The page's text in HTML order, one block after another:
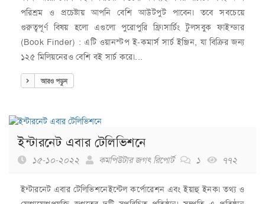
পরিশ্রম ও প্রচেষ্টায় আপনি বেশি আউটপুট পাবেন৷ তবে সবচেয়ে
গুরুত্বপূর্ণ বিষয় হলো এগুলো পুরোপুরি ফ্রি৷সার্চিং টুলসবুক ফাইন্ডার
(Book Finder) : এটি ওয়ানস্টপ ই-কমার্স সার্চ ইঞ্জিন, যা বিক্রির জন্য
১২৫ মিলিয়নেরও বেশি বই সার্চ করে৷...
আরও পড়ুন
ইন্টারনেট এবার টেলিভিশনে
১৫-১০-২০২২ কমপিউটার জগৎ রিপোর্ট ১ ৭৭২
ইন্টারনেট এবার টেলিভিশনেইন্টেল কর্পোরেশন এবং ইয়াহু ইনক৷ তথ্য ও